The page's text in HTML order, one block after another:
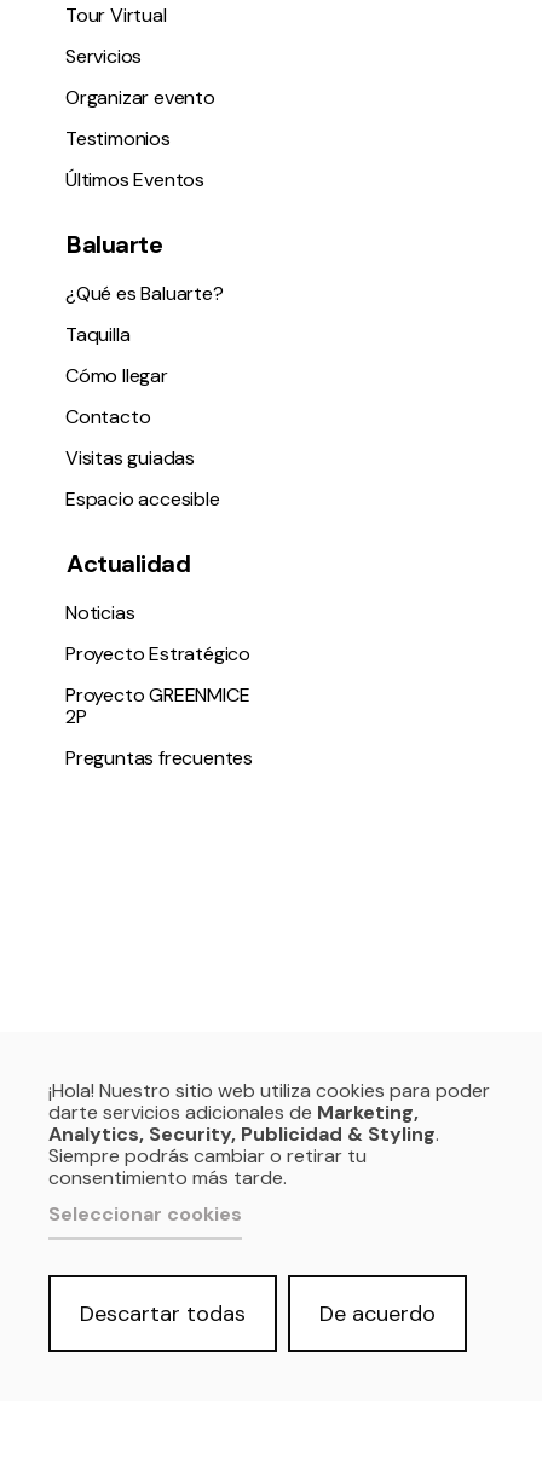
Tour Virtual
Servicios
Organizar evento
Testimonios
Últimos Eventos
Baluarte
¿Qué es Baluarte?
Taquilla
Cómo llegar
Contacto
Visitas guiadas
Espacio accesible
Actualidad
Noticias
Proyecto Estratégico
Proyecto GREENMICE
2P
Preguntas frecuentes
¡Hola! Nuestro sitio web utiliza cookies para poder
darte servicios adicionales de Marketing,
Analytics, Security, Publicidad & Styling.
Siempre podrás cambiar o retirar tu
consentimiento más tarde.
Seleccionar cookies
Descartar todas De acuerdo